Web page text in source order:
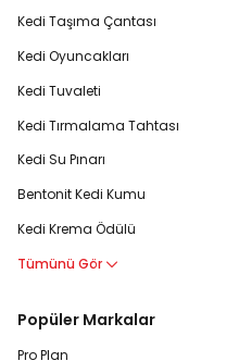
Kedi Taşıma Çantası
Kedi Oyuncakları
Kedi Tuvaleti
Kedi Tırmalama Tahtası
Kedi Su Pınarı
Bentonit Kedi Kumu
Kedi Krema Ödülü
Tümünü Gör
Popüler Markalar
Pro Plan